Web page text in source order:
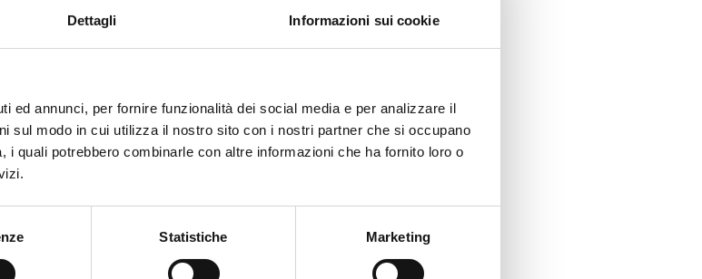
Dettagli Informazioni sui cookie
ed annunci, per fornire funzionalità dei social media e per analizzare il
sul modo in cui utilizza il nostro sito con i nostri partner che si occupano
i quali potrebbero combinarle con altre informazioni che ha fornito loro o
Statistiche Marketing